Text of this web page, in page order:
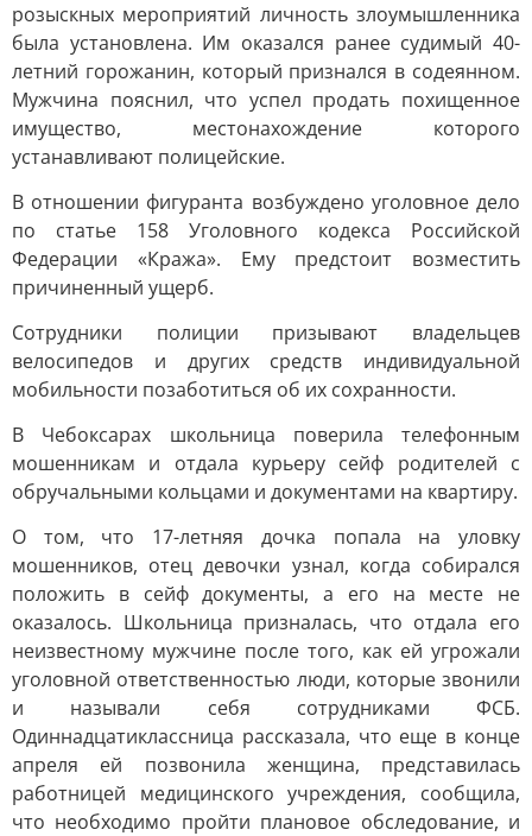
розыскных мероприятий личность злоумышленника
была установлена. Им оказался ранее судимый 40-
летний горожанин, который признался в содеянном.
Мужчина пояснил, что успел продать похищенное
имущество, местонахождение которого
устанавливают полицейские.
В отношении фигуранта возбуждено уголовное дело
по статье 158 Уголовного кодекса Российской
Федерации «Кража». Ему предстоит возместить
причиненный ущерб.
Сотрудники полиции призывают владельцев
велосипедов и других средств индивидуальной
мобильности позаботиться об их сохранности.
В Чебоксарах школьница поверила телефонным
мошенникам и отдала курьеру сейф родителей с
обручальными кольцами и документами на квартиру.
О том, что 17-летняя дочка попала на уловку
мошенников, отец девочки узнал, когда собирался
положить в сейф документы, а его на месте не
оказалось. Школьница призналась, что отдала его
неизвестному мужчине после того, как ей угрожали
уголовной ответственностью люди, которые звонили
и называли себя сотрудниками ФСБ.
Одиннадцатиклассница рассказала, что еще в конце
апреля ей позвонила женщина, представилась
работницей медицинского учреждения, сообщила,
что необходимо пройти плановое обследование, и